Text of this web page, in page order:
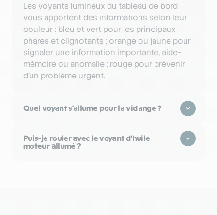
Les voyants lumineux du tableau de bord
vous apportent des informations selon leur
couleur : bleu et vert pour les principaux
phares et clignotants ; orange ou jaune pour
signaler une information importante, aide-
mémoire ou anomalie ; rouge pour prévenir
d’un problème urgent.
Quel voyant s’allume pour la vidange ?
Puis-je rouler avec le voyant d’huile
moteur allumé ?